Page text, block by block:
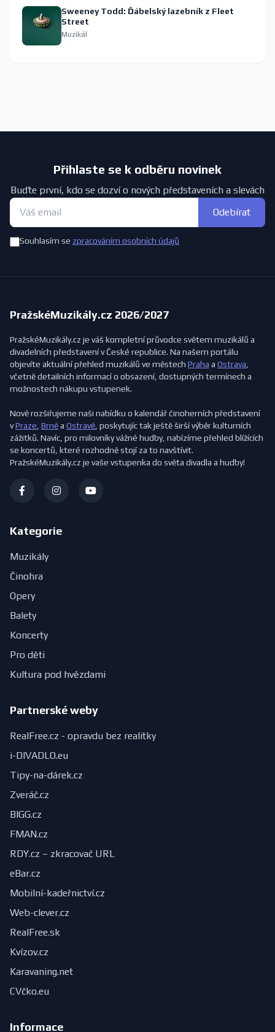
Sweeney Todd: Ďábelský lazebník z Fleet
Street
Muzikál
Přihlaste se k odběru novinek
Buďte první, kdo se dozví o nových představeních a slevách
Odebírat
Souhlasím se zpracováním osobních údajů
PražskéMuzikály.cz 2026/2027
PražskéMuzikály.cz je váš kompletní průvodce světem muzikálů a
divadelních představení v České republice. Na našem portálu
objevíte aktuální přehled muzikálů ve městech Praha a Ostrava
včetně detailních informací o obsazení, dostupných termínech a
možnostech nákupu vstupenek.
Nově rozšiřujeme naši nabídku o kalendář činoherních představení
vPraze Brněa Ostravě , poskytujíc tak ještě širší výběr kulturních
zážitků. Navíc, pro milovníky vážné hudby, nabízíme přehled blížících
se koncertů, které rozhodně stojí za to navštívit.
PražskéMuzikály.cz je vaše vstupenka do světa divadla a hudby!
Kategorie
Muzikály
Činohra
Opery
Balety
Koncerty
Pro děti
Kultura pod hvězdami
Partnerské weby
RealFree.cz - opravdu bez realitky
i-DIVADLO.eu
Tipy-na-dárek.cz
Zveráč.cz
BIGG.cz
FMAN.cz
RDY.cz – zkracovač URL
eBar.cz
Mobilní-kadeřnictví.cz
Web-clever.cz
RealFree.sk
Kvízov.cz
Karavaning.net
CVčko.eu
Informace